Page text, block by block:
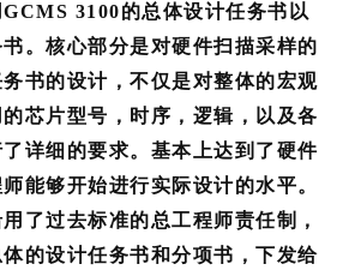
3100的总体设计任务书以
。核心部分是对硬件扫描采样的
书的设计，不仅是对整体的宏观
芯片型号，时序，逻辑，以及各
详细的要求。基本上达到了硬件
能够开始进行实际设计的水平。
了过去标准的总工程师责任制，
的设计任务书和分项书，下发给